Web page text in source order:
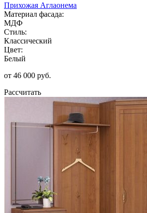
Прихожая Аглаонема
Материал фасада:
МДФ
Стиль:
Классический
Цвет:
Белый
от 46 000 руб.
Рассчитать